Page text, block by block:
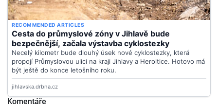
Komentáře